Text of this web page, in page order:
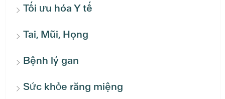
Tối ưu hóa Y tế
Tai, Mũi, Họng
Bệnh lý gan
Sức khỏe răng miệng